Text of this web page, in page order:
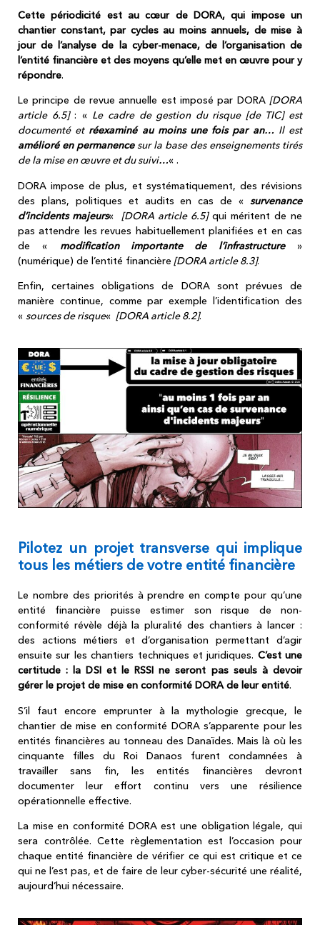
Cette périodicité est au cœur de DORA, qui impose un
chantier constant, par cycles au moins annuels, de mise à
jour de l’analyse de la cyber-menace, de l’organisation de
l’entité financière et des moyens qu’elle met en œuvre pour y
répondre.
Le principe de revue annuelle est imposé par DORA [DORA
article 6.5]: « Le cadre de gestion du risque [de TIC] est
documenté et réexaminé au moins une fois par an… Il est
amélioré en permanencesur la base des enseignements tirés
de la mise en œuvre et du suivi…« .
DORA impose de plus, et systématiquement, des révisions
des plans, politiques et audits en cas de « survenance
d’incidents majeurs« [DORA article 6.5]qui méritent de ne
pas attendre les revues habituellement planifiées et en cas
de « modification importante de l’infrastructure»
(numérique) de l’entité financière [DORA article 8.3].
Enfin, certaines obligations de DORA sont prévues de
manière continue, comme par exemple l’identification des
« sources de risque« [DORA article 8.2].
Pilotez un projet transverse qui implique
tous les métiers de votre entité financière
Le nombre des priorités à prendre en compte pour qu’une
entité financière puisse estimer son risque de non-
conformité révèle déjà la pluralité des chantiers à lancer :
des actions métiers et d’organisation permettant d’agir
ensuite sur les chantiers techniques et juridiques. C’est une
certitude : la DSI et le RSSI ne seront pas seuls à devoir
gérer le projet de mise en conformité DORA de leur entité.
S’il faut encore emprunter à la mythologie grecque, le
chantier de mise en conformité DORA s’apparente pour les
entités financières au tonneau des Danaïdes. Mais là où les
cinquante filles du Roi Danaos furent condamnées à
travailler sans fin, les entités financières devront
documenter leur effort continu vers une résilience
opérationnelle effective.
La mise en conformité DORA est une obligation légale, qui
sera contrôlée. Cette règlementation est l’occasion pour
chaque entité financière de vérifier ce qui est critique et ce
qui ne l’est pas, et de faire de leur cyber-sécurité une réalité,
aujourd’hui nécessaire.